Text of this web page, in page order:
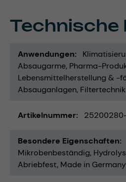
Technische
Anwendungen
Absaugarme Pharma-
Lebensmittelherstellung & -
Absauganlagen Filtertechnik
Artikelnummer
Besondere Eigenschaften
Mikrobenbeständig
Abriebfest Made in Germany